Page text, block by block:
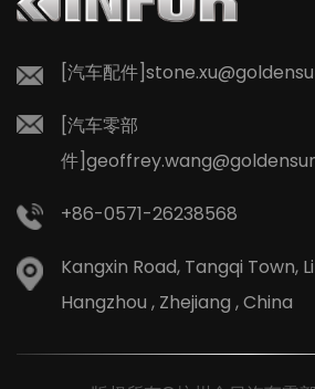
[汽车配件]
[汽车零部
件]
+86-0571-26238568
Kangxin Road, Tangqi Town,
Hangzhou , Zhejiang , China